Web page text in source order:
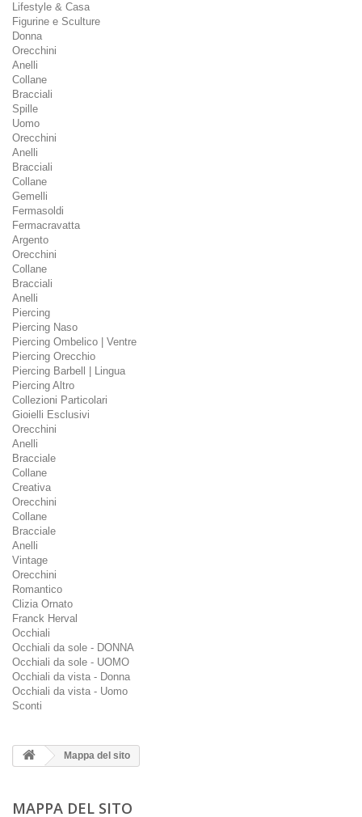
Lifestyle & Casa
Figurine e Sculture
Donna
Orecchini
Anelli
Collane
Bracciali
Spille
Uomo
Orecchini
Anelli
Bracciali
Collane
Gemelli
Fermasoldi
Fermacravatta
Argento
Orecchini
Collane
Bracciali
Anelli
Piercing
Piercing Naso
Piercing Ombelico | Ventre
Piercing Orecchio
Piercing Barbell | Lingua
Piercing Altro
Collezioni Particolari
Gioielli Esclusivi
Orecchini
Anelli
Bracciale
Collane
Creativa
Orecchini
Collane
Bracciale
Anelli
Vintage
Orecchini
Romantico
Clizia Ornato
Franck Herval
Occhiali
Occhiali da sole - DONNA
Occhiali da sole - UOMO
Occhiali da vista - Donna
Occhiali da vista - Uomo
Sconti
Mappa del sito
MAPPA DEL SITO